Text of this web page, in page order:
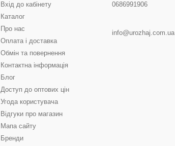
Вхід до кабінету
Каталог
Про нас
Оплата і доставка
Обмін та повернення
Контактна інформація
Блог
Доступ до оптових цін
Угода користувача
Відгуки про магазин
Мапа сайту
Бренди
0686991906
info@urozhaj.com.ua